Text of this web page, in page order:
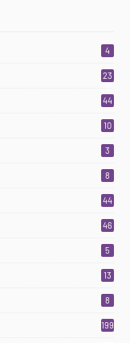
4
23
44
10
3
8
44
46
5
13
8
199